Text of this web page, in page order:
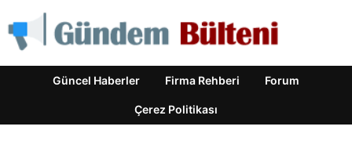
Güncel Haberler Firma Rehberi Forum
Çerez Politikası